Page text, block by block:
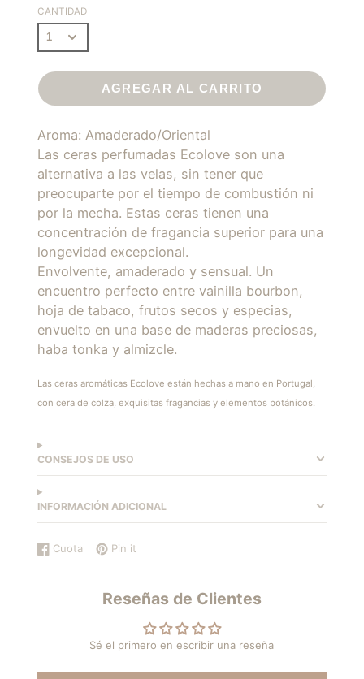
CANTIDAD
AGREGAR AL CARRITO
Aroma: Amaderado/Oriental
Las ceras perfumadas Ecolove son una
alternativa a las velas, sin tener que
preocuparte por el tiempo de combustión ni
por la mecha. Estas ceras tienen una
concentración de fragancia superior para una
longevidad excepcional.
Envolvente, amaderado y sensual. Un
encuentro perfecto entre vainilla bourbon,
hoja de tabaco, frutos secos y especias,
envuelto en una base de maderas preciosas,
haba tonka y almizcle.
Las ceras aromáticas Ecolove están hechas a mano en Portugal,
con cera de colza, exquisitas fragancias y elementos botánicos.
CONSEJOS DE USO
INFORMACIÓN ADICIONAL
Cuota
Compartir
Se
Pin it
Guardar
Se
una
Reseñas de Clientes
Sé el primero en escribir una reseña